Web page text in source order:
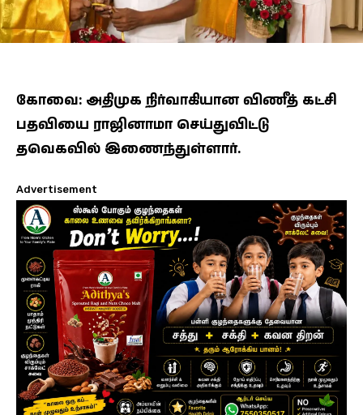
கோவை: அதிமுக நிர்வாகியான விணீத் கட்சி
பதவியை ராஜினாமா செய்துவிட்டு
தவெகவில் இணைந்துள்ளார்.
Advertisement